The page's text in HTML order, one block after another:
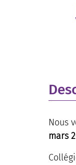
Nous
mars